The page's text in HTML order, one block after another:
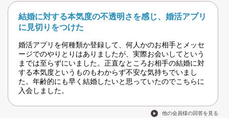
結婚に対する本気度の不透明さを感じ、婚活アプリ
に見切りをつけた
婚活アプリを何種類か登録して、何人かのお相手とメッセ
ージでのやりとりはありましたが、実際お会いしてという
までは至らずにいました。正直なところお相手の結婚に対
する本気度というものもわからず不安な気持ちでいまし
た。年齢的にも早く結婚したいと思っていたのでこちらに
入会しました。
他の会員様の回答を見る